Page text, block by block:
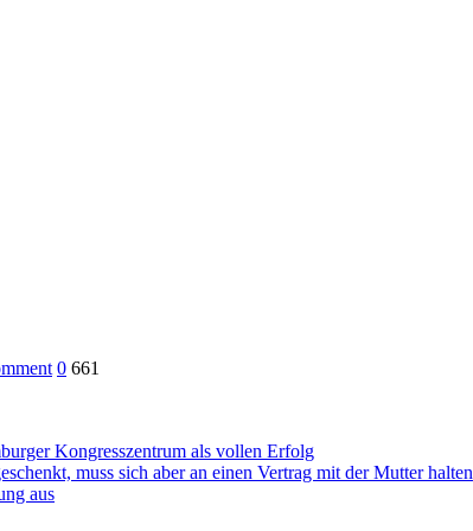
on
0 661
Kongresszentrum als vollen Erfolg
muss sich aber an einen Vertrag mit der Mutter halten
aus